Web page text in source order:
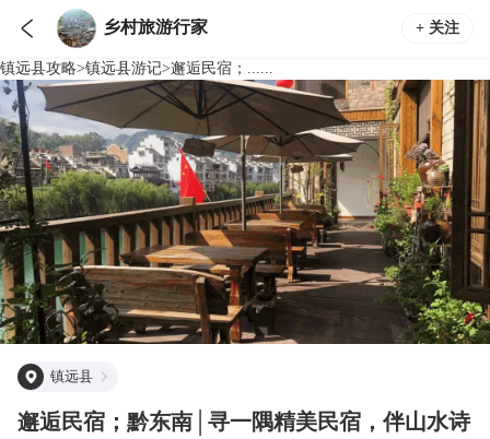
 乡村旅游行家 + 关注
镇远县攻略>镇远县游记>邂逅民宿；......
镇远县
邂逅民宿；黔东南│寻一隅精美民宿，伴山水诗